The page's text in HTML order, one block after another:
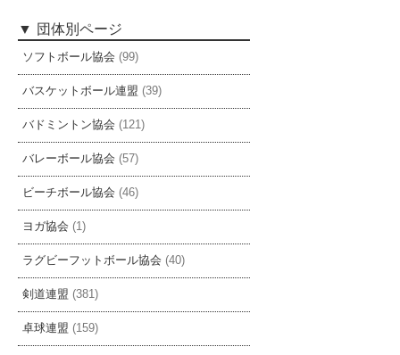
団体別ページ
ソフトボール協会 (99)
バスケットボール連盟 (39)
バドミントン協会 (121)
バレーボール協会 (57)
ビーチボール協会 (46)
ヨガ協会 (1)
ラグビーフットボール協会 (40)
剣道連盟 (381)
卓球連盟 (159)